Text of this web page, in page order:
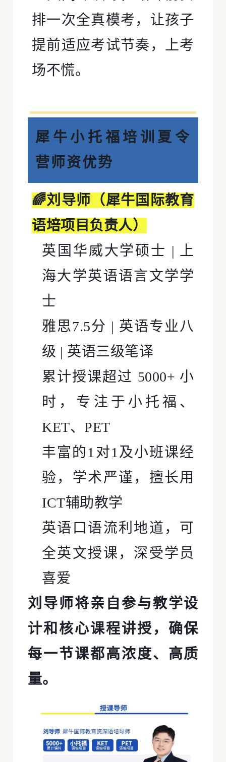
排一次全真模考，让孩子
提前适应考试节奏，上考
场不慌。
犀牛小托福培训夏令
营师资优势
🌈刘导师（犀牛国际教育
语培项目负责人）
英国华威大学硕士 | 上
海大学英语语言文学学
士
雅思7.5分 | 英语专业八
级 | 英语三级笔译
累计授课超过 5000+ 小
时，专注于小托福、
KET、PET
丰富的1对1及小班课经
验，学术严谨，擅长用
ICT辅助教学
英语口语流利地道，可
全英文授课，深受学员
喜爱
刘导师将亲自参与教学设
计和核心课程讲授，确保
每一节课都高浓度、高质
量。